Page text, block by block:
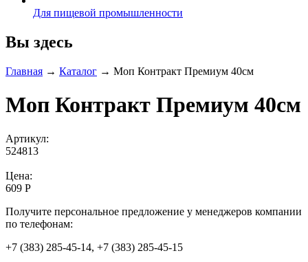
Для пищевой промышленности
Вы здесь
Главная → Каталог → Моп Контракт Премиум 40см
Моп Контракт Премиум 40см
Артикул:
524813
Цена:
609 Р
Получите персональное предложение у менеджеров компании
по телефонам:
+7 (383) 285-45-14, +7 (383) 285-45-15